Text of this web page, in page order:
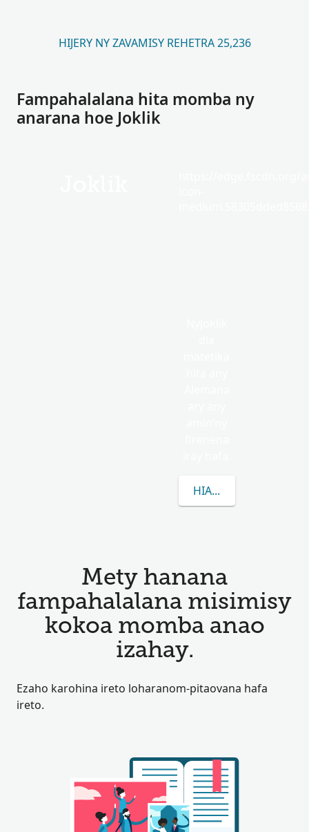
HIJERY NY ZAVAMISY REHETRA 25,236
Fampahalalana hita momba ny
anarana hoe Joklik
HIANATRA MISIMISY
Mety hanana
fampahalalana misimisy
kokoa momba anao
izahay.
Ezaho karohina ireto loharanom-pitaovana hafa
ireto.